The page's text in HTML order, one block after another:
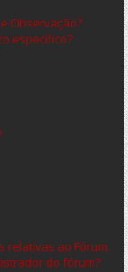
Observação?
específico?
relativas ao Fórum.
do fórum?